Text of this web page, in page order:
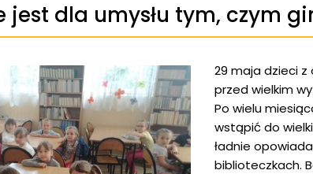
jest dla umysłu tym, czym
29 maja dzieci z
przed wielkim
Po wielu
wstąpić do
ładnie
biblioteczkach.